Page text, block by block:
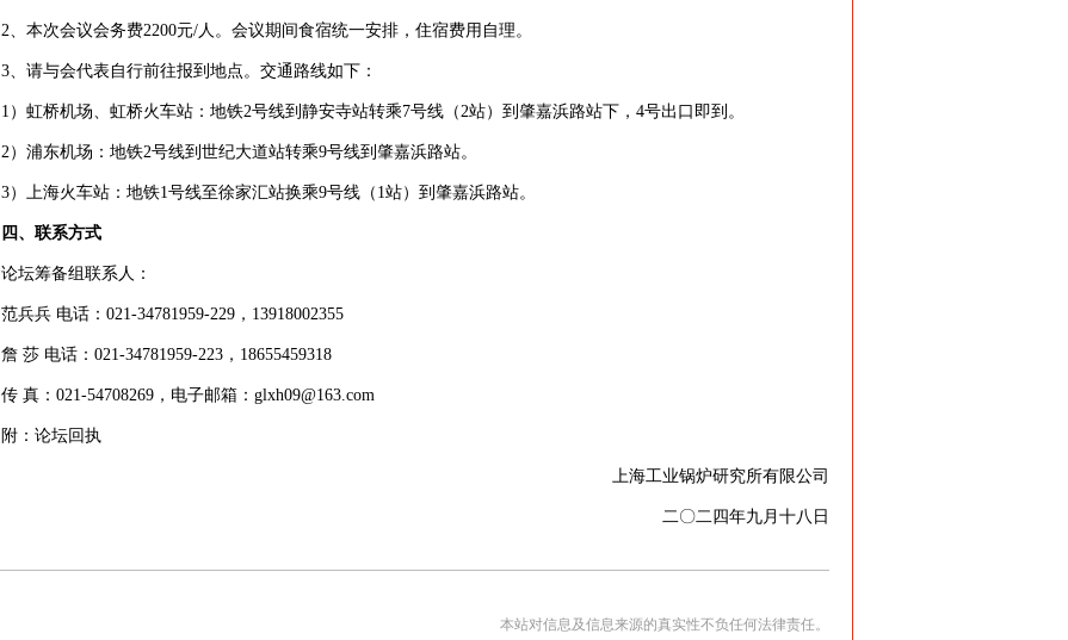
2、本次会议会务费2200元/人。会议期间食宿统一安排，住宿费用自理。
3、请与会代表自行前往报到地点。交通路线如下：
1）虹桥机场、虹桥火车站：地铁2号线到静安寺站转乘7号线（2站）到肇嘉浜路站下，4号出口即到。
2）浦东机场：地铁2号线到世纪大道站转乘9号线到肇嘉浜路站。
3）上海火车站：地铁1号线至徐家汇站换乘9号线（1站）到肇嘉浜路站。
四、联系方式
论坛筹备组联系人：
范兵兵 电话：021-34781959-229，13918002355
詹 莎 电话：021-34781959-223，18655459318
传 真：021-54708269，电子邮箱： glxh09@163.com
附： 论坛回执
上海工业锅炉研究所有限公司
二〇二四年九月十八日
本站对信息及信息来源的真实性不负任何法律责任。